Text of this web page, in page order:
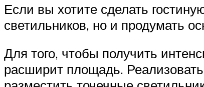
Если вы хотите сделать
светильников, но и продумать
Для того, чтобы получить
расширит площадь.